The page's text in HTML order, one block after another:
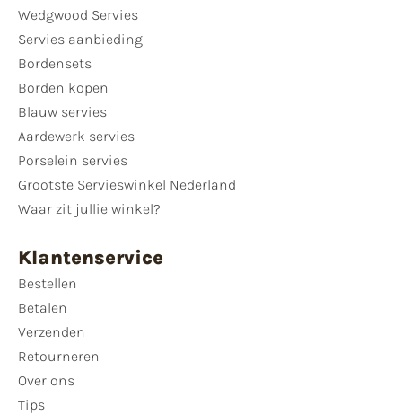
Wedgwood Servies
Servies aanbieding
Bordensets
Borden kopen
Blauw servies
Aardewerk servies
Porselein servies
Grootste Servieswinkel Nederland
Waar zit jullie winkel?
Klantenservice
Bestellen
Betalen
Verzenden
Retourneren
Over ons
Tips